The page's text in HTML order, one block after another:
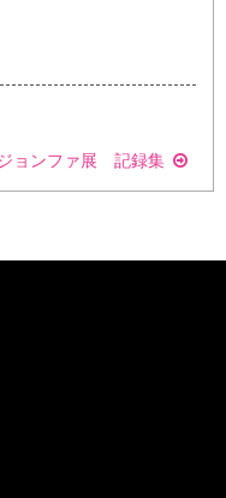
ョンファ展 記録集